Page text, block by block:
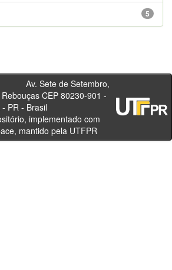
5
de Setembro,
CEP 80230-901 -
- PR - Brasil
implementado com
mantido pela UTFPR